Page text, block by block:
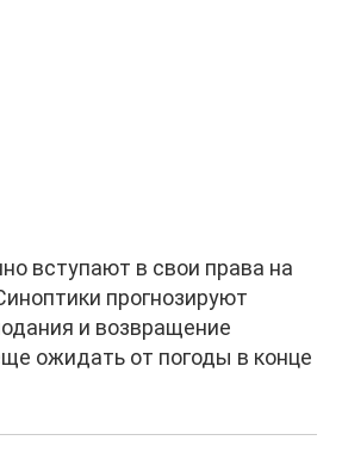
вступают в свои права на
прогнозируют
и возвращение
ожидать от погоды в конце